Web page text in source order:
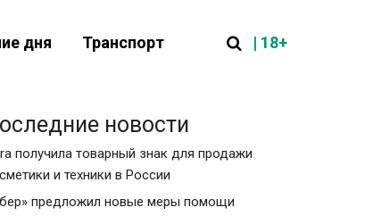
дня Транспорт | 18+
новости
получила товарный знак для продажи
и техники в России
предложил новые меры помощи